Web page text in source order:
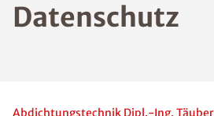
Datenschutz
Abdichtungstechnik Dipl.-Ing.